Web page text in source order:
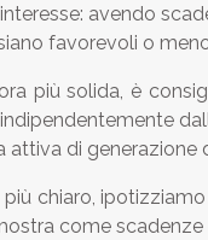
avendo
favorevoli o
più solida, è
attiva di generazione
più chiaro,
come